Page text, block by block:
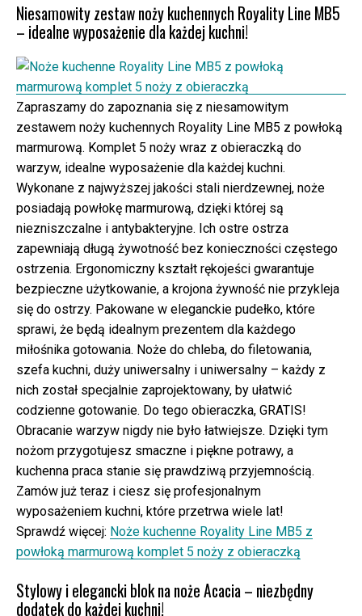
Niesamowity zestaw noży kuchennych Royality Line MB5
– idealne wyposażenie dla każdej kuchni!
Zapraszamy do zapoznania się z niesamowitym
zestawem noży kuchennych Royality Line MB5 z powłoką
marmurową. Komplet 5 noży wraz z obieraczką do
warzyw, idealne wyposażenie dla każdej kuchni.
Wykonane z najwyższej jakości stali nierdzewnej, noże
posiadają powłokę marmurową, dzięki której są
niezniszczalne i antybakteryjne. Ich ostre ostrza
zapewniają długą żywotność bez konieczności częstego
ostrzenia. Ergonomiczny kształt rękojeści gwarantuje
bezpieczne użytkowanie, a krojona żywność nie przykleja
się do ostrzy. Pakowane w eleganckie pudełko, które
sprawi, że będą idealnym prezentem dla każdego
miłośnika gotowania. Noże do chleba, do filetowania,
szefa kuchni, duży uniwersalny i uniwersalny – każdy z
nich został specjalnie zaprojektowany, by ułatwić
codzienne gotowanie. Do tego obieraczka, GRATIS!
Obracanie warzyw nigdy nie było łatwiejsze. Dzięki tym
nożom przygotujesz smaczne i piękne potrawy, a
kuchenna praca stanie się prawdziwą przyjemnością.
Zamów już teraz i ciesz się profesjonalnym
wyposażeniem kuchni, które przetrwa wiele lat!
Sprawdź więcej: Noże kuchenne Royality Line MB5 z
powłoką marmurową komplet 5 noży z obieraczką
Stylowy i elegancki blok na noże Acacia – niezbędny
dodatek do każdej kuchni!